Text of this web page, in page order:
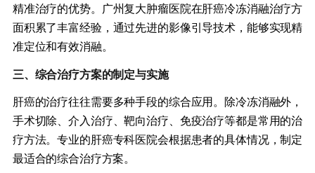
精准治疗的优势。广州复大肿瘤医院在肝癌冷冻消融治疗方
面积累了丰富经验，通过先进的影像引导技术，能够实现精
准定位和有效消融。
三、综合治疗方案的制定与实施
肝癌的治疗往往需要多种手段的综合应用。除冷冻消融外，
手术切除、介入治疗、靶向治疗、免疫治疗等都是常用的治
疗方法。专业的肝癌专科医院会根据患者的具体情况，制定
最适合的综合治疗方案。